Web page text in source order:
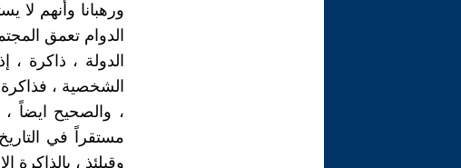
ورهبانا وأنهم لا
الدوام تعمق
الدولة ، ذاكرة
مستقراً في
وقبلئذ ، بالذاكرة